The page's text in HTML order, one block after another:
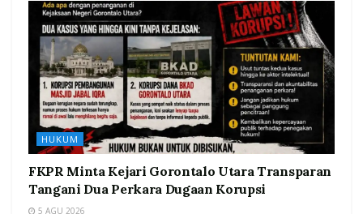
HUKUM
FKPR Minta Kejari Gorontalo Utara Transparan
Tangani Dua Perkara Dugaan Korupsi
5 AGU 2026